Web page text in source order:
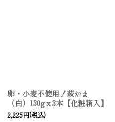
卵・小麦不使用！萩かま
（白）130gｘ3本【化粧箱入】
2,225円(税込)